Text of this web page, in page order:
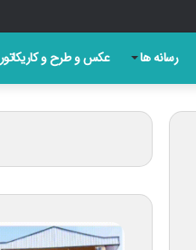
رسانه ها عکس و طرح و کاریکاتور